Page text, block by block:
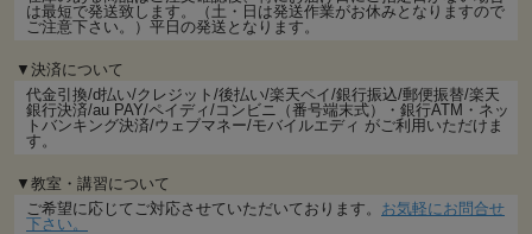
は最短で発送致します。（土・日は発送作業がお休みとなりますので
ご注意下さい。）平日の発送となります。
▼決済について
代金引換/d払い/クレジット/後払い/楽天ペイ/銀行振込/郵便振替/楽天
銀行決済/au PAY/ペイディ/コンビニ（番号端末式）・銀行ATM・ネッ
トバンキング決済/ウェブマネー/モバイルエディ がご利用いただけま
す。
▼教室・講習について
ご希望に応じてご対応させていただいております。 お気軽にお問合せ
下さい。